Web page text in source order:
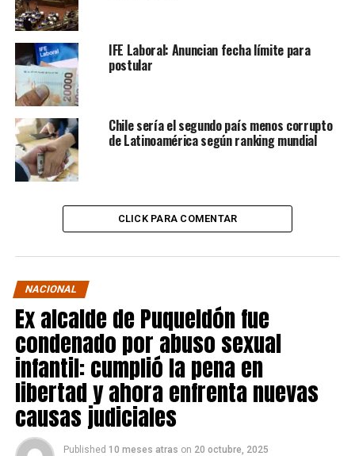
IFE Laboral: Anuncian fecha límite para
postular
Chile sería el segundo país menos corrupto
de Latinoamérica según ranking mundial
CLICK PARA COMENTAR
NACIONAL
Ex alcalde de Puqueldón fue
condenado por abuso sexual
infantil: cumplió la pena en
libertad y ahora enfrenta nuevas
causas judiciales
Published 10 meses atras on 20 octubre, 2025